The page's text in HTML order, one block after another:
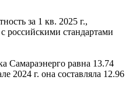
за 1 кв. 2025 г.,
российскими стандартами
Самараэнерго равна 13.74
2024 г. она составляла 12.96